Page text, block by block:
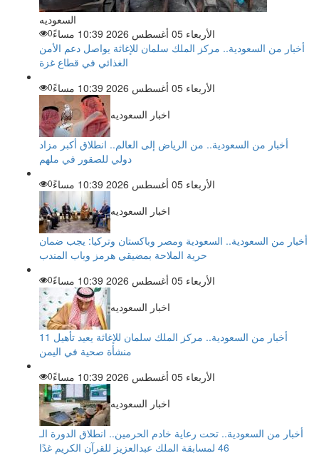
السعوديه
الأربعاء 05 أغسطس 2026 10:39 مساءً
0
أخبار من السعودية.. مركز الملك سلمان للإغاثة يواصل دعم الأمن
الغذائي في قطاع غزة
الأربعاء 05 أغسطس 2026 10:39 مساءً
0
اخبار السعوديه
أخبار من السعودية.. من الرياض إلى العالم.. انطلاق أكبر مزاد
دولي للصقور في ملهم
الأربعاء 05 أغسطس 2026 10:39 مساءً
0
اخبار السعوديه
أخبار من السعودية.. السعودية ومصر وباكستان وتركيا: يجب ضمان
حرية الملاحة بمضيقي هرمز وباب المندب
الأربعاء 05 أغسطس 2026 10:39 مساءً
0
اخبار السعوديه
أخبار من السعودية.. مركز الملك سلمان للإغاثة يعيد تأهيل 11
منشأة صحية في اليمن
الأربعاء 05 أغسطس 2026 10:39 مساءً
0
اخبار السعوديه
أخبار من السعودية.. تحت رعاية خادم الحرمين.. انطلاق الدورة الـ
46 لمسابقة الملك عبدالعزيز للقرآن الكريم غدًا